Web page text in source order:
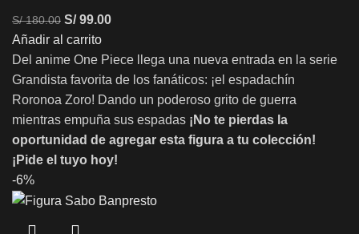
S/180.00 S/99.00
Añadir al carrito
Del anime One Piece llega una nueva entrada en la serie
Grandista favorita de los fanáticos: ¡el espadachín
Roronoa Zoro! Dando un poderoso grito de guerra
mientras empuña sus espadas ¡No te pierdas la
oportunidad de agregar esta figura a tu colección!
¡Pide el tuyo hoy!
-6%